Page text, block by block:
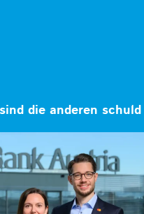
die anderen schuld